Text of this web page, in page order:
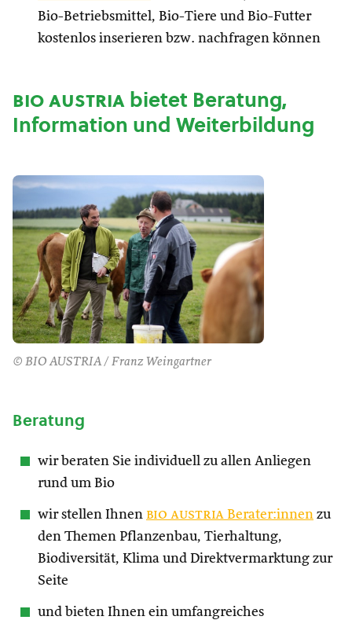
Bio-Betriebsmittel, Bio-Tiere und Bio-Futter
kostenlos inserieren bzw. nachfragen können
bio austriabietet Beratung,
Information und Weiterbildung
© BIO AUSTRIA / Franz Weingartner
Beratung
wir beraten Sie individuell zu allen Anliegen
rund um Bio
wir stellen Ihnen bio austria Berater:innen zu
den Themen Pflanzenbau, Tierhaltung,
Biodiversität, Klima und Direktvermarktung zur
Seite
und bieten Ihnen ein umfangreiches